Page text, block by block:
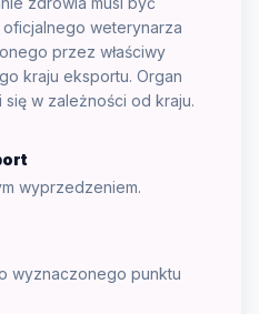
weterynarza
przez właściwy
kraju eksportu. Organ
w zależności od kraju.
wyprzedzeniem.
wyznaczonego punktu